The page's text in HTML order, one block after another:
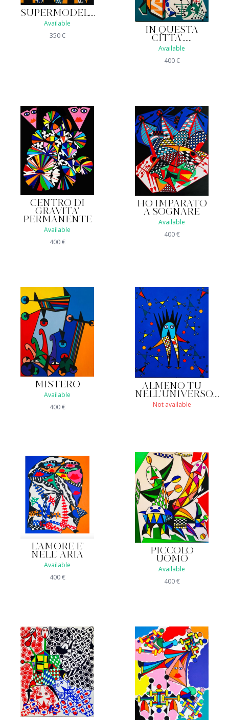
SUPERMODEL....
Available
350€
IN QUESTA
CITTA'......
Available
400€
CENTRO DI
GRAVITA'
PERMANENTE
Available
400€
HO IMPARATO
A SOGNARE
Available
400€
MISTERO
Available
400€
ALMENO TU
NELL'UNIVERSO....
Not available
L'AMORE E'
NELL' ARIA
Available
400€
PICCOLO
UOMO
Available
400€